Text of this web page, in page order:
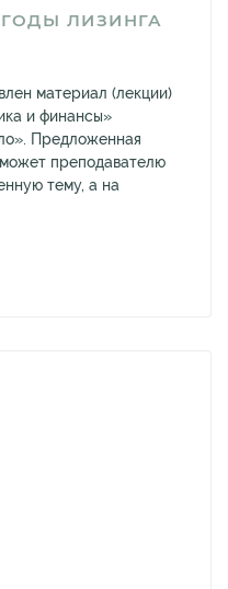
ЛИЗИНГА
материал (лекции)
и финансы»
Предложенная
преподавателю
тему, а на